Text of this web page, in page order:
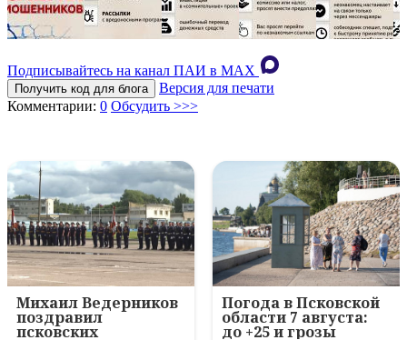
Подписывайтесь на канал ПАИ в MAХ
Получить код для блога
Версия для печати
Комментарии: 0 Обсудить >>>
Михаил Ведерников
поздравил
псковских
Погода в Псковской
области 7 августа:
до +25 и грозы